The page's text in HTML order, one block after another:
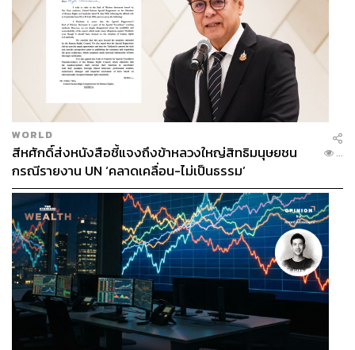
WORLD
สีหศักดิ์ส่งหนังสือชี้แจงถึงข้าหลวงใหญ่สิทธิมนุษยชน
กรณีรายงาน UN ‘คลาดเคลื่อน-ไม่เป็นธรรม’
...